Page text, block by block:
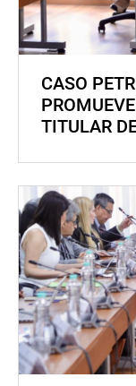
CASO
TITULAR